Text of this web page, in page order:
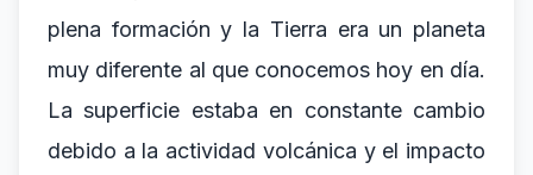
plena formación y la Tierra era un planeta
muy diferente al que conocemos hoy en día.
La superficie estaba en constante cambio
debido a la actividad volcánica y el impacto